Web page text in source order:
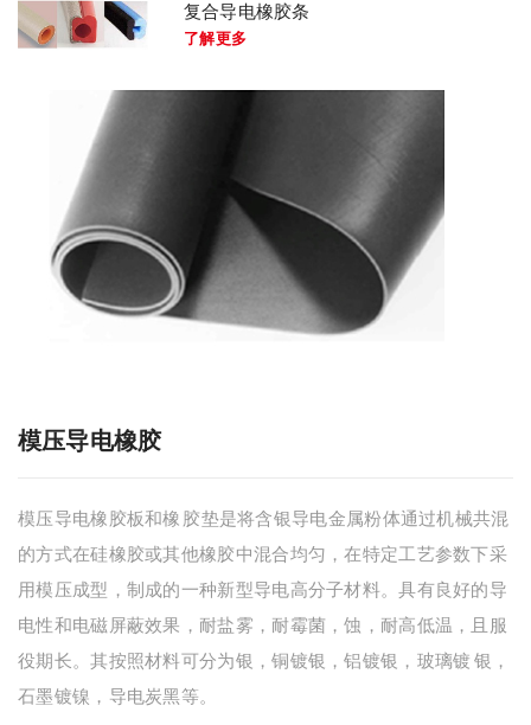
复合导电橡胶条
了解更多
模压导电橡胶
模压导电橡胶板和橡胶垫是将含银导电金属粉体通过机械共混
的方式在硅橡胶或其他橡胶中混合均匀，在特定工艺参数下采
用模压成型，制成的一种新型导电高分子材料。具有良好的导
电性和电磁屏蔽效果，耐盐雾，耐霉菌，蚀，耐高低温，且服
役期长。其按照材料可分为银，铜镀银，铝镀银，玻璃镀银，
石墨镀镍，导电炭黑等。